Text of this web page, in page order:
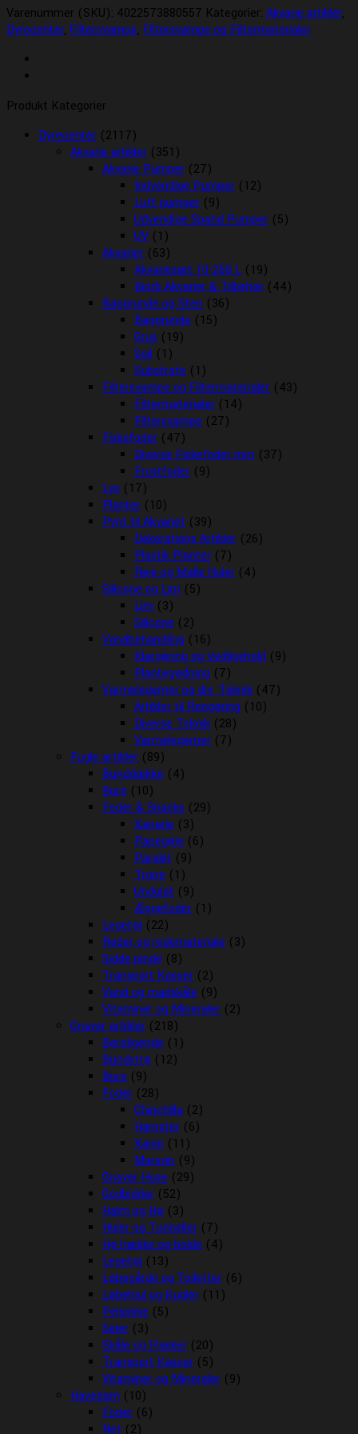
Varenummer (SKU): 4022573880557 Kategorier: Akvarie artikler,
Dyrecenter, Filtersvampe, Filtersvampe og Filtermaterialer
Produkt Kategorier
Dyrecenter (2117)
Akvarie artikler (351)
Akvarie Pumper (27)
Indvendige Pumper (12)
Luft pumper (9)
Udvendige Spand Pumper (5)
UV (1)
Akvarier (63)
Akvariesæt 10-260 L (19)
Biorb Akvarier & Tilbehør (44)
Baggrunde og Sten (36)
Baggrunde (15)
Grus (19)
Soil (1)
Substrate (1)
Filtersvampe og Filtermaterialer (43)
Filtermaterialer (14)
Filtersvampe (27)
Fiskefoder (47)
Diverse Fiskefoder mm (37)
Frostfoder (9)
Lys (17)
Planter (10)
Pynt til Akvariet (39)
Dekorations Artikler (26)
Plastik Planter (7)
Reje og Malle Huler (4)
Silicone og Lim (5)
Lim (3)
Silicone (2)
Vandbehandling (16)
Klargøring og Vedligehold (9)
Plantegødning (7)
Varmelegemer og div. Teknik (47)
Artikler til Rengøring (10)
Diverse Teknik (28)
Varmelegemer (7)
Fugle artikler (89)
Bunddække (4)
Bure (10)
Foder & Snacks (29)
Kanarie (3)
Papegøje (6)
Parakit (9)
Trope (1)
Undulat (9)
Æggefoder (1)
Legetøj (22)
Reder og redemateriale (3)
Sidde pinde (8)
Transport Kasser (2)
Vand og madskåle (9)
Vitaminer og Mineraler (2)
Gnaver artikler (218)
Beroligende (1)
Bundstrø (12)
Bure (9)
Foder (28)
Chinchilla (2)
Hamster (6)
Kanin (11)
Marsvin (9)
Gnaver Huse (29)
Godbidder (52)
Halm og Hø (3)
Huler og Tunneller (7)
Hø hække og bolde (4)
Legetøj (13)
Løbegårde og Toiletter (6)
Løbehjul og Kugler (11)
Pelspleje (5)
Seler (3)
Skåle og Flasker (20)
Transport Kasser (5)
Vitaminer og Mineraler (9)
Havedam (10)
Foder (6)
Net (2)